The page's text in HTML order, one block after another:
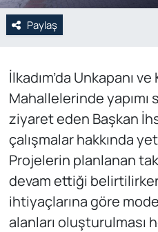
Paylaş
İlkadım’da Unkapanı
Mahallelerinde yapımı
ziyaret eden Başkan
çalışmalar hakkında
Projelerin planlanan
devam ettiği
ihtiyaçlarına göre
alanları oluşturulması
Spor
Yerel